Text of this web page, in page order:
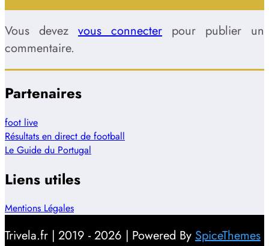
Vous devez vous connecter pour publier un
commentaire.
Partenaires
foot live
Résultats en direct de football
Le Guide du Portugal
Liens utiles
Mentions Légales
Trivela.fr | 2019 - 2026 | Powered By SpiceThemes